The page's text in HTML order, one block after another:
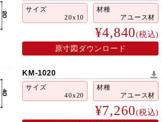
サイズ
20x10
材種
アユース材
¥4,840(税込)
原寸図ダウンロード
KM-1020
サイズ
40x20
材種
アユース材
¥7,260(税込)
11
12
18
19
25
26